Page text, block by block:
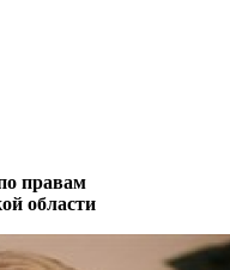
правам
области